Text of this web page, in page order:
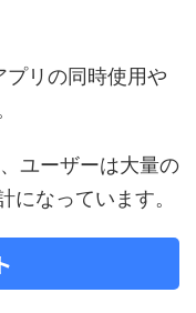
プリの同時使用や
ユーザーは大量の
になっています。